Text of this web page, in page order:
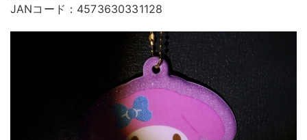
JANコード：4573630331128